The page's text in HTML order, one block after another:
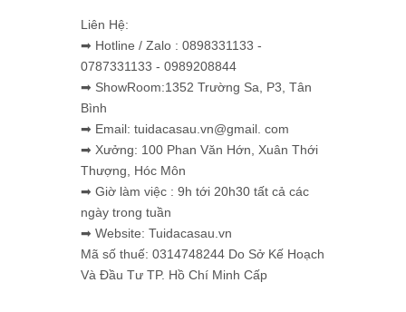
Liên Hệ:
➡ Hotline / Zalo : 0898331133 -
0787331133 - 0989208844
➡ ShowRoom:1352 Trường Sa, P3, Tân
Bình
➡ Email: tuidacasau.vn@gmail. com
➡ Xưởng: 100 Phan Văn Hớn, Xuân Thới
Thượng, Hóc Môn
➡ Giờ làm việc : 9h tới 20h30 tất cả các
ngày trong tuần
➡ Website: Tuidacasau.vn
Mã số thuế: 0314748244 Do Sở Kế Hoạch
Và Đầu Tư TP. Hồ Chí Minh Cấp